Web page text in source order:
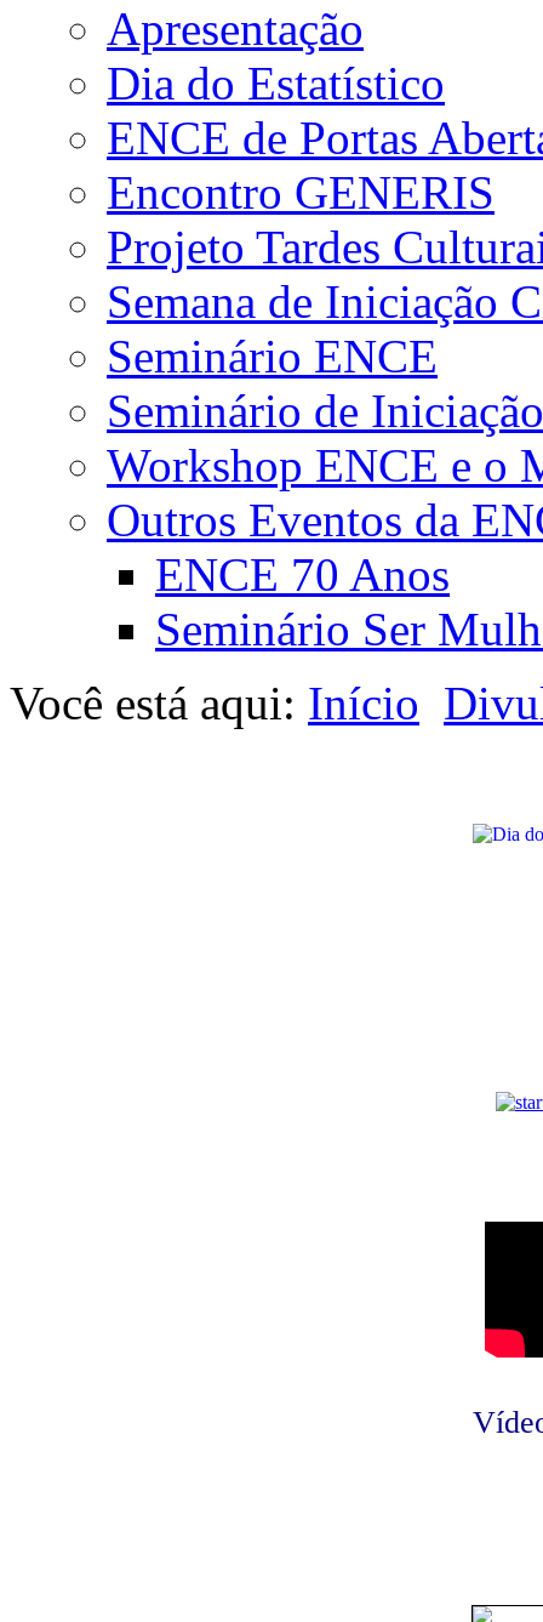
Apresentação
Dia do Estatístico
ENCE de Portas
Encontro GENERIS
Projeto Tardes
Semana de Iniciação
Seminário ENCE
Seminário de
Workshop ENCE e o
Outros Eventos da
ENCE 70 Anos
Seminário Ser
Você está aqui: Início